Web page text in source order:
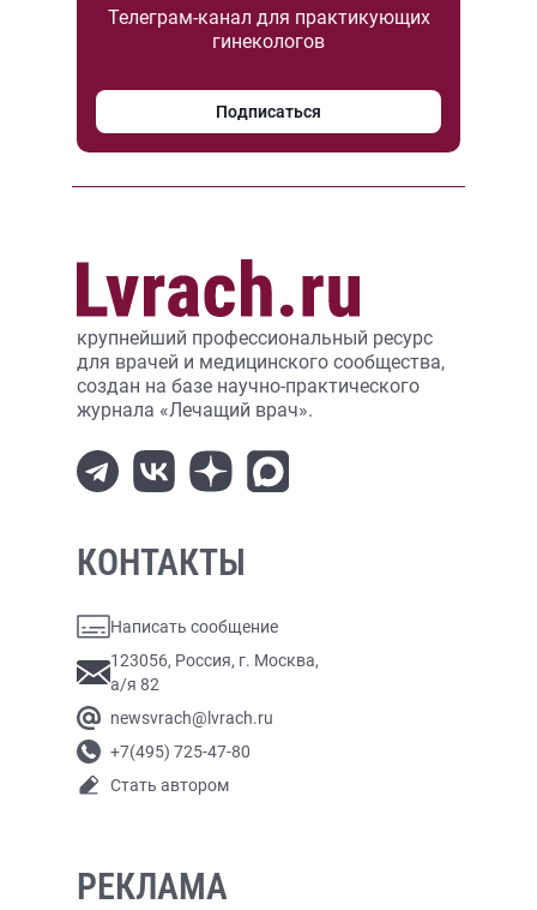
Телеграм-канал для практикующих
гинекологов
Подписаться
крупнейший профессиональный ресурс
для врачей и медицинского сообщества,
создан на базе научно-практического
журнала «Лечащий врач».
КОНТАКТЫ
Написать сообщение
123056, Россия, г. Москва,
а/я 82
newsvrach@lvrach.ru
+7(495) 725-47-80
Стать автором
РЕКЛАМА